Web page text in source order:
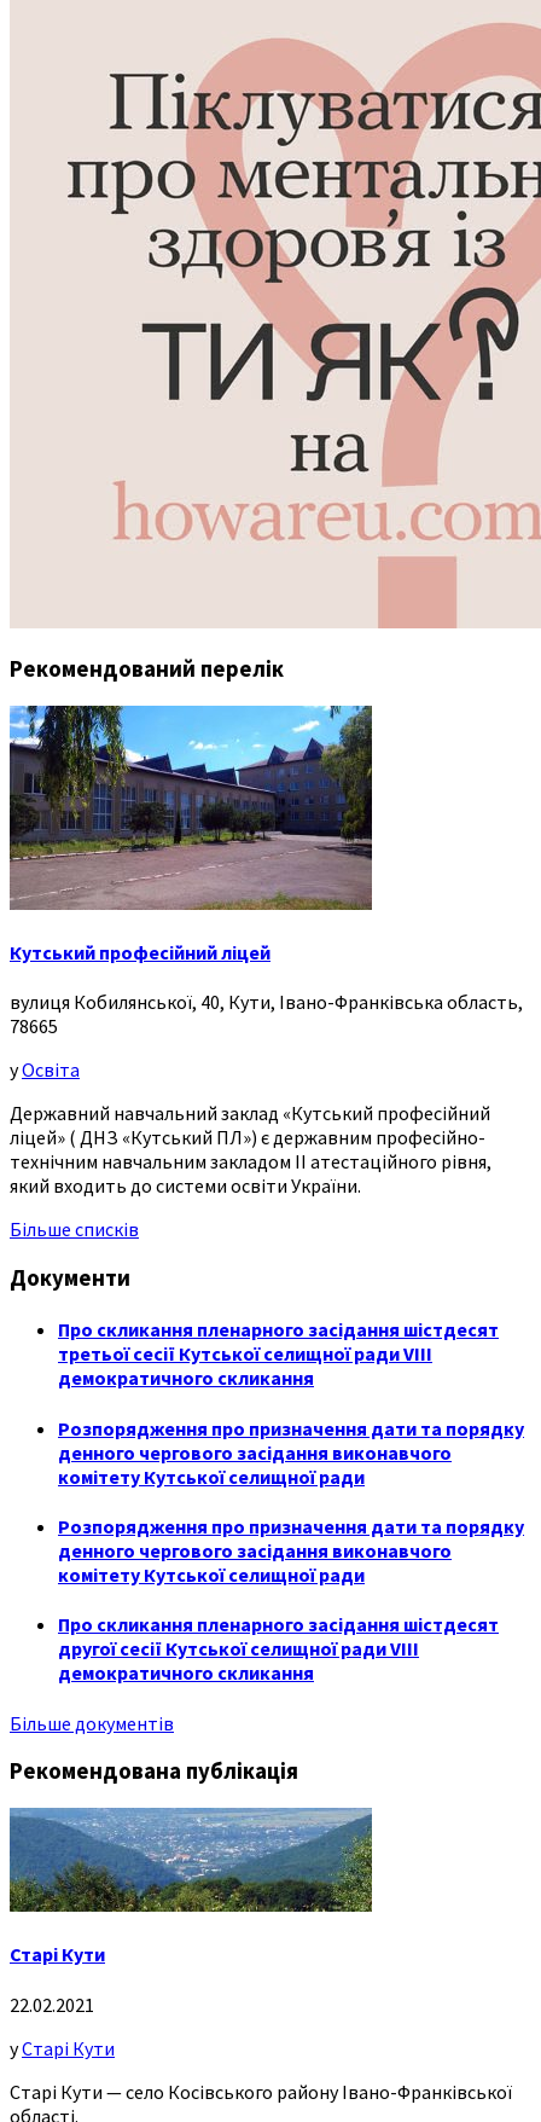
Рекомендований перелік
Кутський професійний ліцей
вулиця Кобилянської, 40, Кути, Івано-Франківська область,
78665
уОсвіта
Державний навчальний заклад «Кутський професійний
ліцей» ( ДНЗ «Кутський ПЛ») є державним професійно-
технічним навчальним закладом ІІ атестаційного рівня,
який входить до системи освіти України.
Більше списків
Документи
Про скликання пленарного засідання шістдесят
третьої сесії Кутської селищної ради VIII
демократичного скликання
Розпорядження про призначення дати та порядку
денного чергового засідання виконавчого
комітету Кутської селищної ради
Розпорядження про призначення дати та порядку
денного чергового засідання виконавчого
комітету Кутської селищної ради
Про скликання пленарного засідання шістдесят
другої сесії Кутської селищної ради VIII
демократичного скликання
Більше документів
Рекомендована публікація
Старі Кути
22.02.2021
уСтарі Кути
Старі Кути — село Косівського району Івано-Франківської
області.